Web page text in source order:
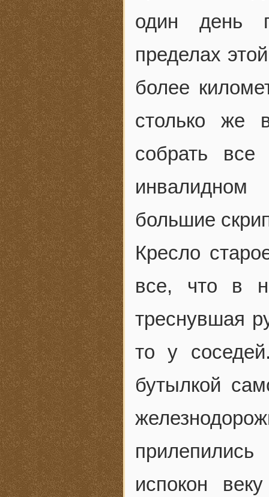
один день
пределах
более
столько же
собрать
большие
Кресло
все, что в
треснувшая
то у
бутылкой
испокон